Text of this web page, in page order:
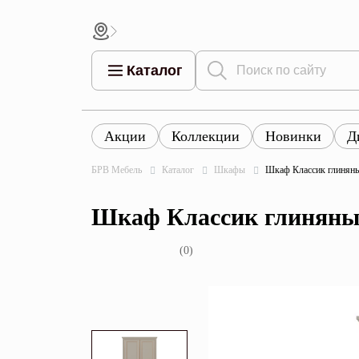
Каталог
Все товары
Шкафы
Все
Все товары каталога
Акции Коллекции Новинки
БРВ Мебель Каталог Шкафы Шкаф Классик
Шкаф Классик
(0)